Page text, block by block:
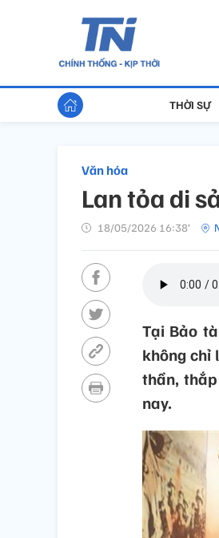
THỜI SỰ
Văn hóa
Lan tỏa di
18/05/2026 16:38’
Tại Bảo
không chỉ
thần,
nay.